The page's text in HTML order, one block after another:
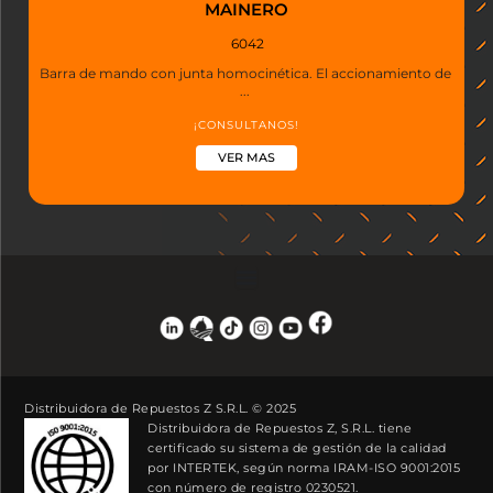
MAINERO
6042
Barra de mando con junta homocinética. El accionamiento de
...
¡CONSULTANOS!
VER MAS
Distribuidora de Repuestos Z S.R.L. © 2025
Distribuidora de Repuestos Z, S.R.L. tiene
certificado su sistema de gestión de la calidad
por INTERTEK, según norma IRAM-ISO 9001:2015
con número de registro 0230521.